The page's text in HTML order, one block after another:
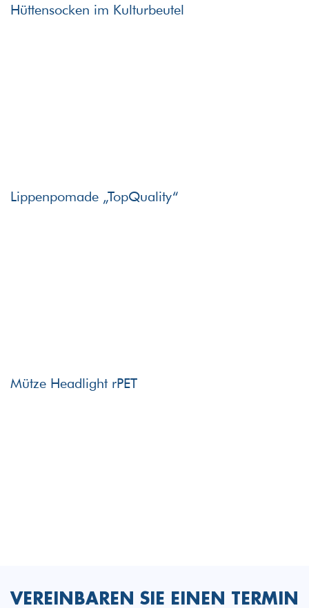
Hüttensocken im Kulturbeutel
Lippenpomade „TopQuality“
Mütze Headlight rPET
VEREINBAREN SIE EINEN TERMIN